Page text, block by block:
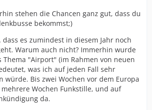
stehen die Chancen ganz gut, dass du
bekommst;)
dass es zumindest in diesem Jahr noch
Warum auch nicht? Immerhin wurde
Thema "Airport" (im Rahmen von neuen
was ich auf jeden Fall sehr
würde. Bis zwei Wochen vor dem Europa
Wochen Funkstille, und auf
da.